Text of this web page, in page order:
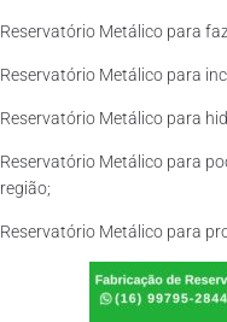
Reservatório Metálico para
Reservatório Metálico para
Reservatório Metálico para
Reservatório Metálico para
região;
Reservatório Metálico para